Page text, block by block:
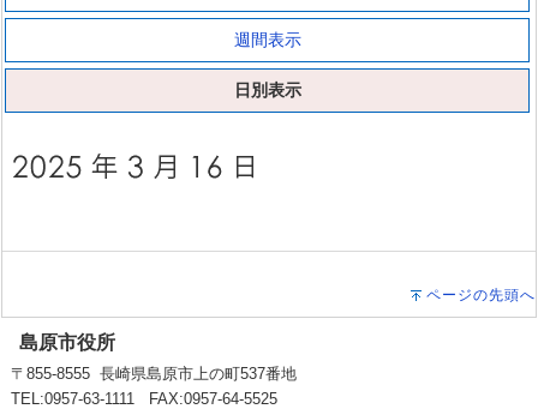
週間表示
日別表示
ページの先頭へ
島原市役所
〒855-8555 長崎県島原市上の町537番地
TEL:0957-63-1111 FAX:0957-64-5525